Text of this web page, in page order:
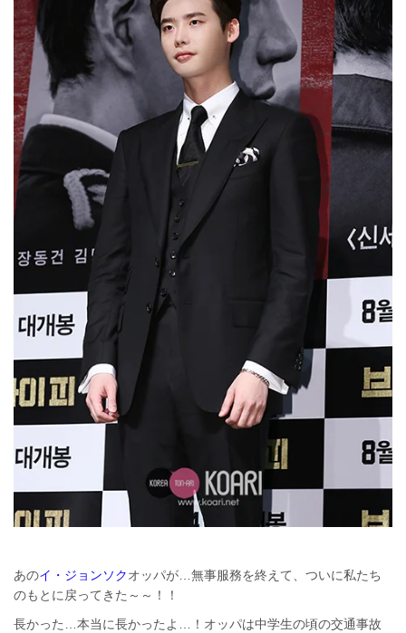
あのイ・ジョンソクオッパが…無事服務を終えて、ついに私たち
のもとに戻ってきた～～！！
長かった…本当に長かったよ…！オッパは中学生の頃の交通事故